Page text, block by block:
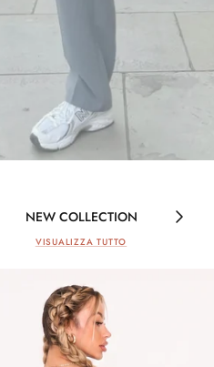
NEW COLLECTION Avanti
VISUALIZZA TUTTO